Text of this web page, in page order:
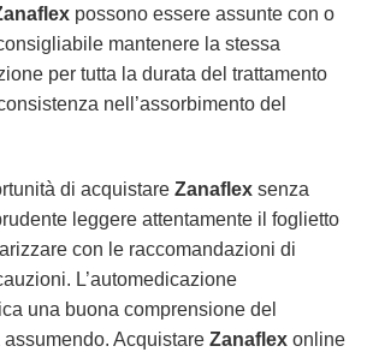
possono essere assunte con o
mantenere la stessa
per tutta la durata del trattamento
nell’assorbimento del
di acquistare Zanaflex senza
leggere attentamente il foglietto
con le raccomandazioni di
L’automedicazione
una buona comprensione del
Acquistare Zanaflex online